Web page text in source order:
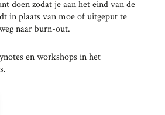
doen zodat je aan het eind van de
in plaats van moe of uitgeput te
naar burn-out.
en workshops in het